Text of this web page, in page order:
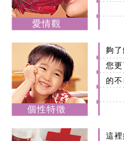
愛情觀
個性特徵
夠
您
的
這